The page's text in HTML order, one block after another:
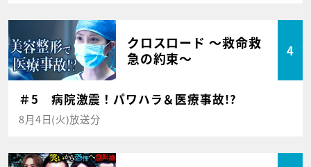
クロスロード ～救命救
急の約束～
4
＃5 病院激震！パワハラ＆医療事故!?
8月4日(火)放送分